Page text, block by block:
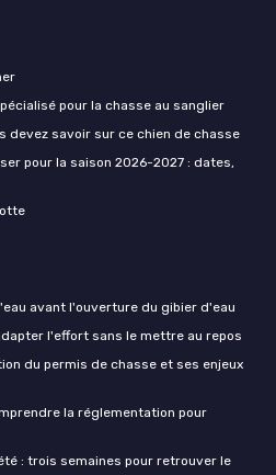
pour la chasse au sanglier
devez savoir sur ce chien de chasse
pour la saison 2026-2027 : dates,
avant l'ouverture du gibier d'eau
l'effort sans le mettre au repos
du permis de chasse et ses enjeux
la réglementation pour
: trois semaines pour retrouver le